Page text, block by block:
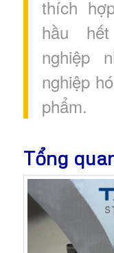
thích
hầu
nghiệp
nghiệp
phẩm.
Tổng